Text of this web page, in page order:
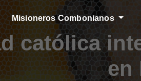
Misioneros Combonianos
católica
en